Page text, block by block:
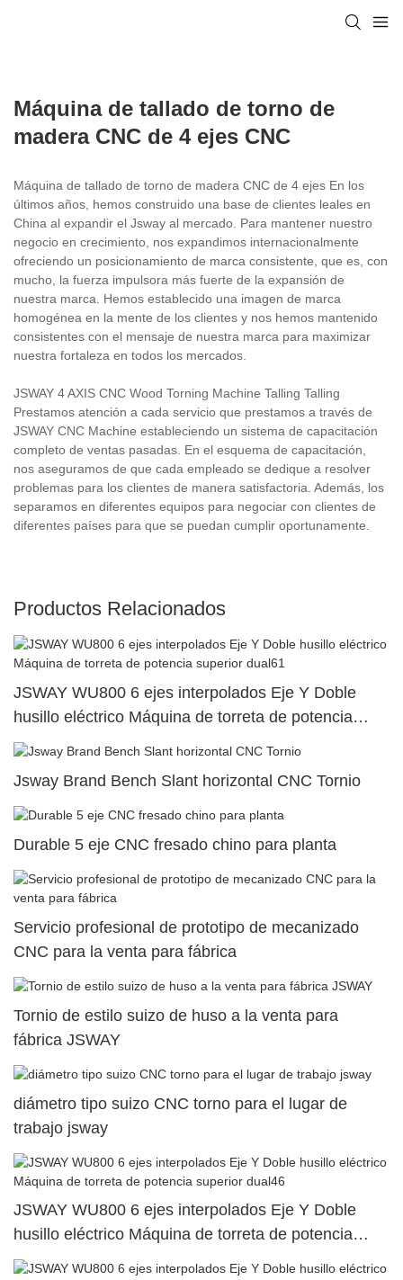
Máquina de tallado de torno de
madera CNC de 4 ejes CNC
Máquina de tallado de torno de madera CNC de 4 ejes En los
últimos años, hemos construido una base de clientes leales en
China al expandir el Jsway al mercado. Para mantener nuestro
negocio en crecimiento, nos expandimos internacionalmente
ofreciendo un posicionamiento de marca consistente, que es, con
mucho, la fuerza impulsora más fuerte de la expansión de
nuestra marca. Hemos establecido una imagen de marca
homogénea en la mente de los clientes y nos hemos mantenido
consistentes con el mensaje de nuestra marca para maximizar
nuestra fortaleza en todos los mercados.
JSWAY 4 AXIS CNC Wood Torning Machine Talling Talling
Prestamos atención a cada servicio que prestamos a través de
JSWAY CNC Machine estableciendo un sistema de capacitación
completo de ventas pasadas. En el esquema de capacitación,
nos aseguramos de que cada empleado se dedique a resolver
problemas para los clientes de manera satisfactoria. Además, los
separamos en diferentes equipos para negociar con clientes de
diferentes países para que se puedan cumplir oportunamente.
Productos Relacionados
JSWAY WU800 6 ejes interpolados Eje Y Doble
husillo eléctrico Máquina de torreta de potencia
superior dual61
Jsway Brand Bench Slant horizontal CNC Tornio
Durable 5 eje CNC fresado chino para planta
Servicio profesional de prototipo de mecanizado
CNC para la venta para fábrica
Tornio de estilo suizo de huso a la venta para
fábrica JSWAY
diámetro tipo suizo CNC torno para el lugar de
trabajo jsway
JSWAY WU800 6 ejes interpolados Eje Y Doble
husillo eléctrico Máquina de torreta de potencia
superior dual46